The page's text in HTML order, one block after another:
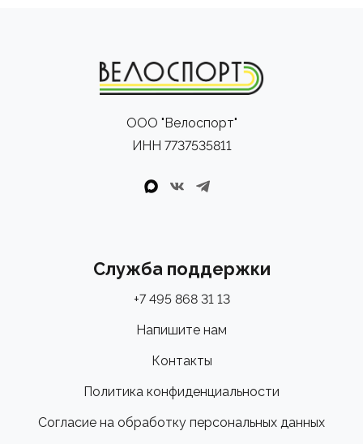
ООО "Велоспорт"
ИНН 7737535811
Служба поддержки
+7 495 868 31 13
Напишите нам
Контакты
Политика конфиденциальности
Согласие на обработку персональных данных